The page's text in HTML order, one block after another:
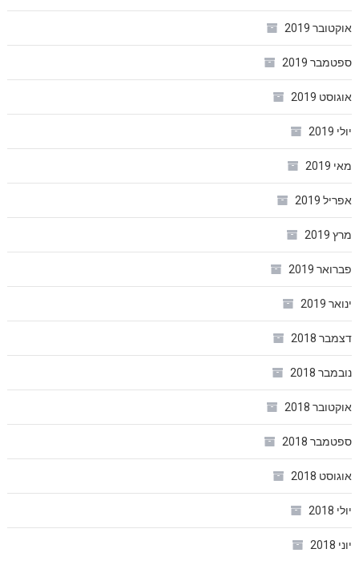
אוקטובר 2019
ספטמבר 2019
אוגוסט 2019
יולי 2019
מאי 2019
אפריל 2019
מרץ 2019
פברואר 2019
ינואר 2019
דצמבר 2018
נובמבר 2018
אוקטובר 2018
ספטמבר 2018
אוגוסט 2018
יולי 2018
יוני 2018